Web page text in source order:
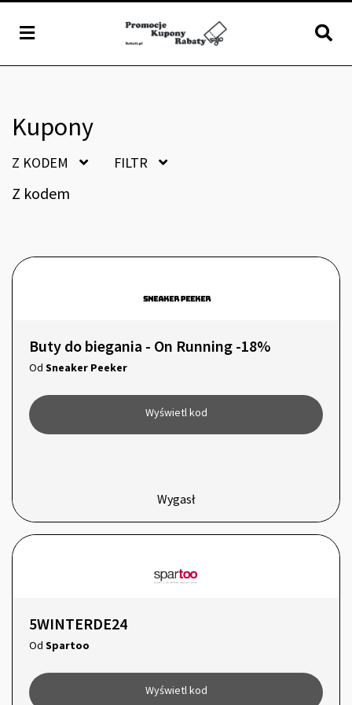
Kupony
Z KODEM FILTR
Z kodem
Buty do biegania - On Running -18%
Od Sneaker Peeker
Wyświetl kod
Wygasł
5WINTERDE24
Od Spartoo
Wyświetl kod